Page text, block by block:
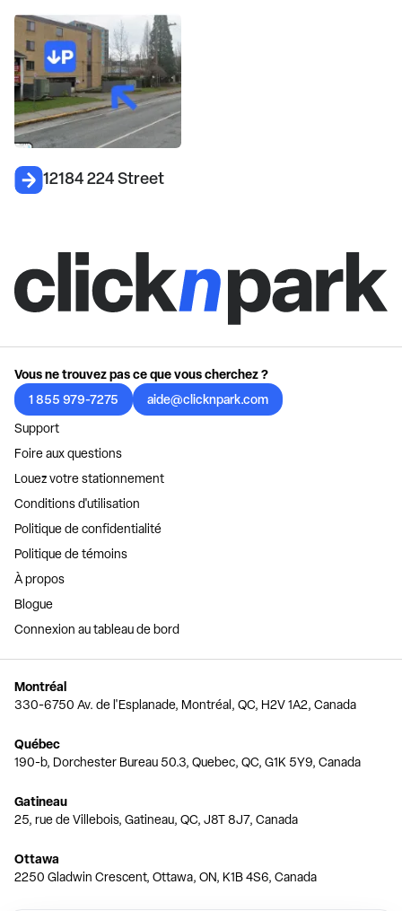
12184 224 Street
Vous ne trouvez pas ce que vous cherchez ?
1 855 979-7275
aide@clicknpark.com
Support
Foire aux questions
Louez votre stationnement
Conditions d'utilisation
Politique de confidentialité
Politique de témoins
À propos
Blogue
Connexion au tableau de bord
Montréal
330-6750 Av. de l'Esplanade, Montréal, QC, H2V 1A2, Canada
Québec
190-b, Dorchester Bureau 50.3, Quebec, QC, G1K 5Y9, Canada
Gatineau
25, rue de Villebois, Gatineau, QC, J8T 8J7, Canada
Ottawa
2250 Gladwin Crescent, Ottawa, ON, K1B 4S6, Canada